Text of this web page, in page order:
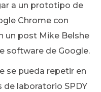
a un prototipo de
Chrome con
un post Mike Belshe
software de Google.
se pueda repetir en
de laboratorio SPDY